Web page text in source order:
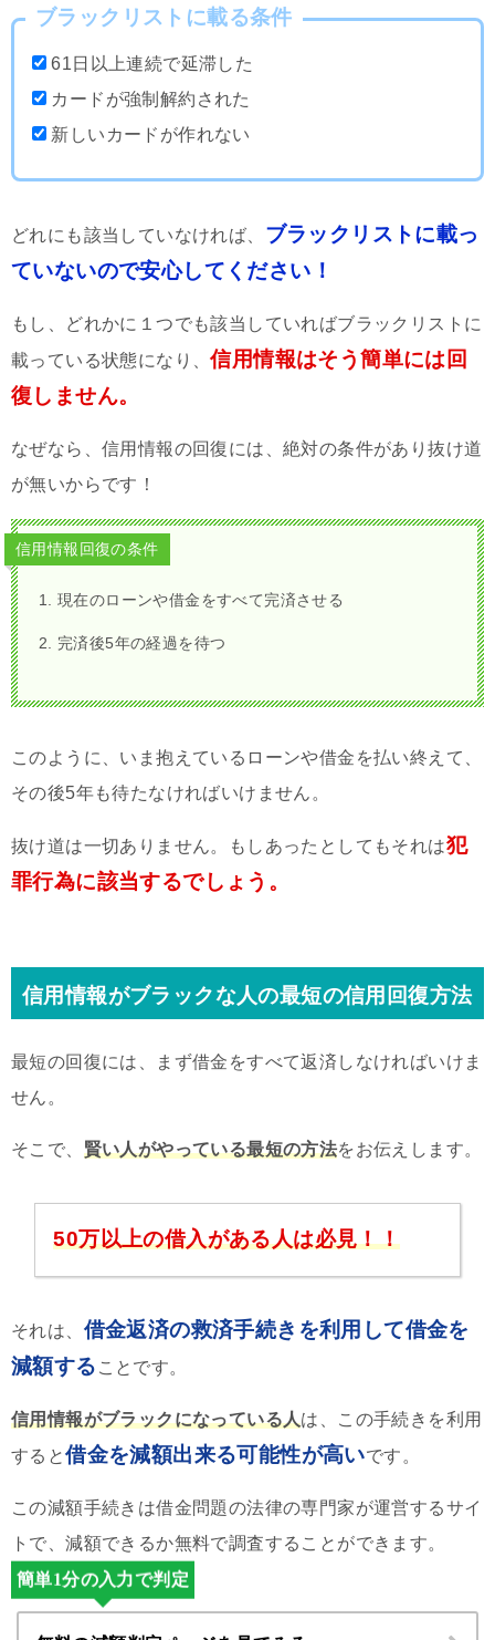
ブラックリストに載る条件
61日以上連続で延滞した
カードが強制解約された
新しいカードが作れない
どれにも該当していなければ、 ブラックリストに載っ
ていないので安心してください！
もし、どれかに１つでも該当していればブラックリストに
載っている状態になり、信用情報はそう簡単には回
復しません。
なぜなら、信用情報の回復には、絶対の条件があり抜け道
が無いからです！
信用情報回復の条件
現在のローンや借金をすべて完済させる
完済後5年の経過を待つ
このように、いま抱えているローンや借金を払い終えて、
その後5年も待たなければいけません。
抜け道は一切ありません。もしあったとしてもそれは犯
罪行為に該当するでしょう。
信用情報がブラックな人の最短の信用回復方法
最短の回復には、まず借金をすべて返済しなければいけま
せん。
そこで、 賢い人がやっている最短の方法をお伝えします。
50万以上の借入がある人は必見！！
それは、 借金返済の救済手続きを利用して借金を
減額する ことです。
信用情報がブラックになっている人は、この手続きを利用
すると借金を減額出来る可能性が高いです。
この減額手続きは借金問題の法律の専門家が運営するサイ
トで、減額できるか無料で調査することができます。
簡単1分の入力で判定